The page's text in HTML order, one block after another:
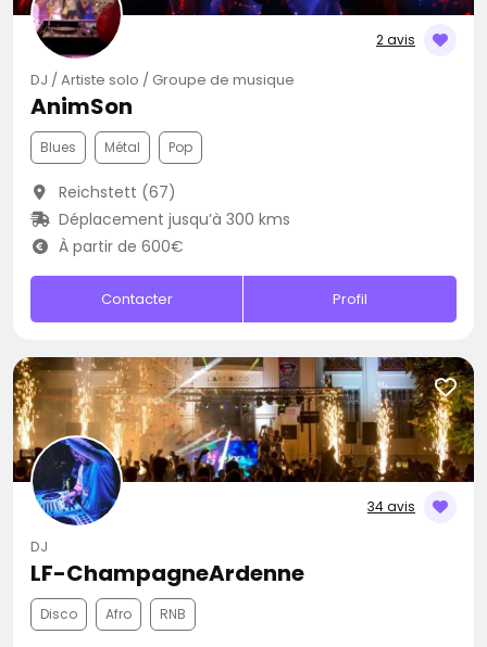
2 avis
DJ / Artiste solo / Groupe de musique
AnimSon
Blues Métal Pop
Reichstett (67)
Déplacement jusqu’à 300 kms
À partir de 600€
Contacter Profil
34 avis
DJ
LF-ChampagneArdenne
Disco Afro RNB